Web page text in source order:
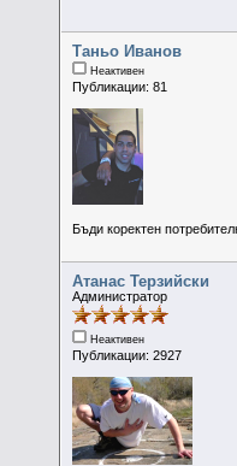
Таньо Иванов
Неактивен
Публикации: 81
Бъди коректен
Атанас Терзийски
Администратор
Неактивен
Публикации: 2927